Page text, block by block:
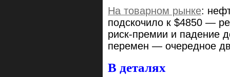
На товарном рынке:
подскочило к $4850 —
риск-премии и падение
перемен — очередное
В деталях